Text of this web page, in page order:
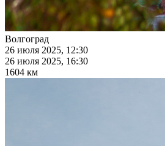
Волгоград
26 июля 2025, 12:30
26 июля 2025, 16:30
1604 км